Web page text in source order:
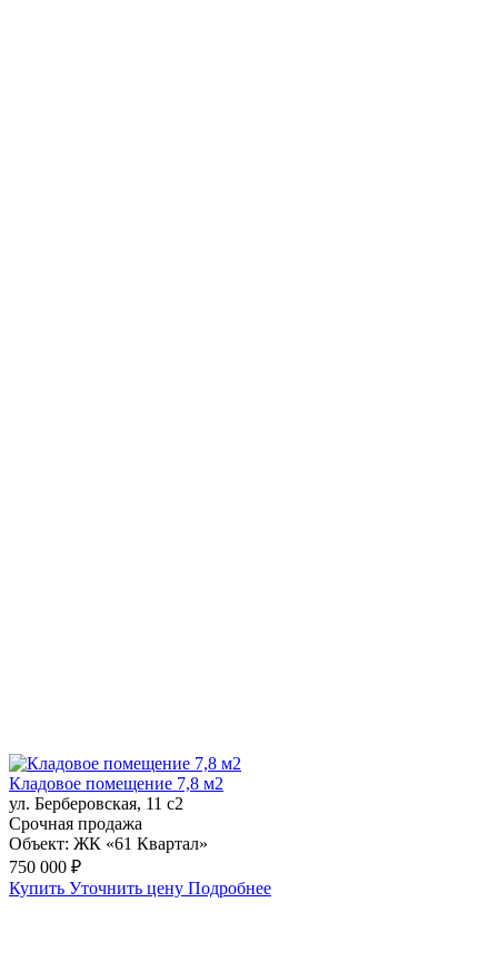
Кладовое помещение 7,8 м2
ул. Берберовская, 11 с2
Срочная продажа
Объект: ЖК «61 Квартал»
750 000 ₽
Купить Уточнить цену Подробнее